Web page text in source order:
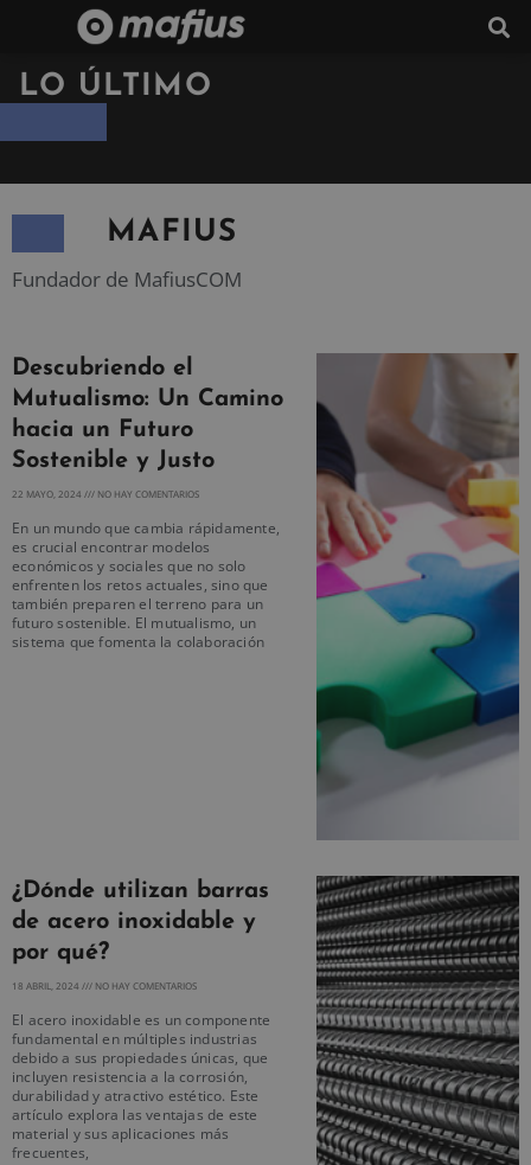
LO ÚLTIMO
MAFIUS
Fundador de MafiusCOM
Descubriendo el
Mutualismo: Un Camino
hacia un Futuro
Sostenible y Justo
22 MAYO, 2024 NO HAY COMENTARIOS
En un mundo que cambia rápidamente,
es crucial encontrar modelos
económicos y sociales que no solo
enfrenten los retos actuales, sino que
también preparen el terreno para un
futuro sostenible. El mutualismo, un
sistema que fomenta la colaboración
¿Dónde utilizan barras
de acero inoxidable y
por qué?
18 ABRIL, 2024 NO HAY COMENTARIOS
El acero inoxidable es un componente
fundamental en múltiples industrias
debido a sus propiedades únicas, que
incluyen resistencia a la corrosión,
durabilidad y atractivo estético. Este
artículo explora las ventajas de este
material y sus aplicaciones más
frecuentes,